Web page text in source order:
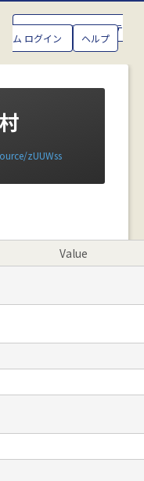
GeoLOD地名管理システ
ム ログイン ヘルプ
zUUWss
Value